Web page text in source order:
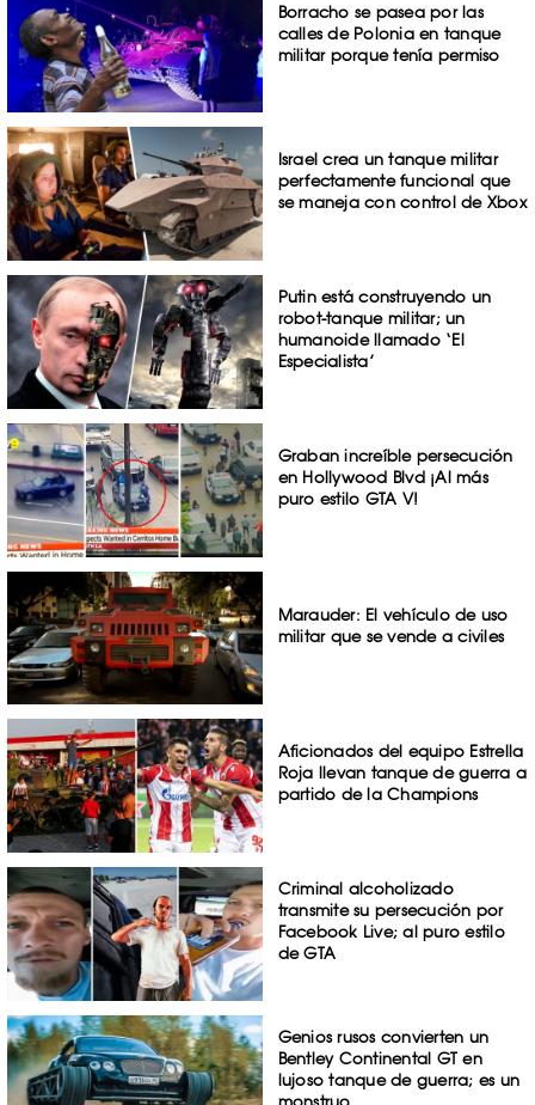
Borracho se pasea por las
calles de Polonia en tanque
militar porque tenía permiso
Israel crea un tanque militar
perfectamente funcional que
se maneja con control de Xbox
Putin está construyendo un
robot-tanque militar; un
humanoide llamado ‘El
Especialista’
Graban increíble persecución
en Hollywood Blvd ¡Al más
puro estilo GTA V!
Marauder: El vehículo de uso
militar que se vende a civiles
Aficionados del equipo Estrella
Roja llevan tanque de guerra a
partido de la Champions
Criminal alcoholizado
transmite su persecución por
Facebook Live; al puro estilo
de GTA
Genios rusos convierten un
Bentley Continental GT en
lujoso tanque de guerra; es un